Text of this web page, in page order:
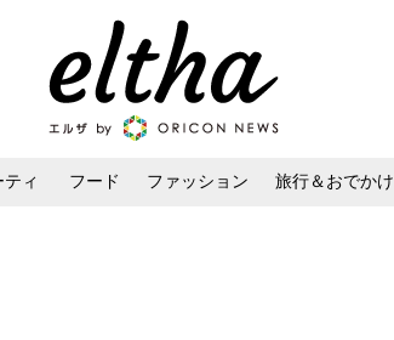
ティ フード ファッション 旅行＆おでかけ